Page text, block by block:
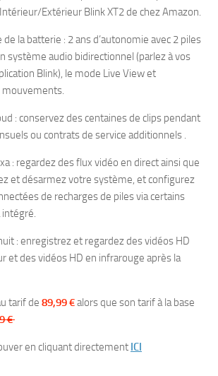
Extérieur Blink XT2 de chez Amazon.
la batterie : 2 ans d’autonomie avec 2 piles
système audio bidirectionnel (parlez à vos
Blink), le mode Live View et
mouvements.
: conservez des centaines de clips pendant
ou contrats de service additionnels .
: regardez des flux vidéo en direct ainsi que
et désarmez votre système, et configurez
de recharges de piles via certains
intégré.
: enregistrez et regardez des vidéos HD
et des vidéos HD en infrarouge après la
tarif de 89,99 €alors que son tarif à la base
€
en cliquant directement ICI